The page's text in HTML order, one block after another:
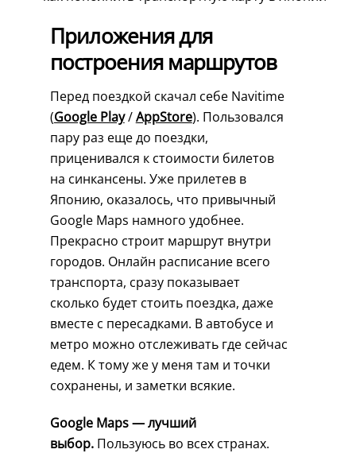
Приложения для
построения маршрутов
Перед поездкой скачал себе Navitime
(Google Play/AppStore). Пользовался
пару раз еще до поездки,
приценивался к стоимости билетов
на синкансены. Уже прилетев в
Японию, оказалось, что привычный
Google Maps намного удобнее.
Прекрасно строит маршрут внутри
городов. Онлайн расписание всего
транспорта, сразу показывает
сколько будет стоить поездка, даже
вместе с пересадками. В автобусе и
метро можно отслеживать где сейчас
едем. К тому же у меня там и точки
сохранены, и заметки всякие.
Google Maps — лучший
выбор.Пользуюсь во всех странах.